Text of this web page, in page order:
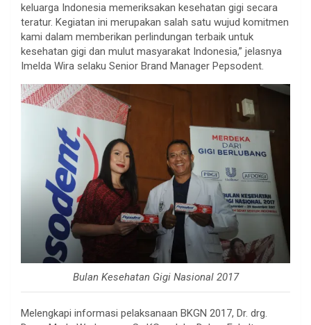
keluarga Indonesia memeriksakan kesehatan gigi secara
teratur. Kegiatan ini merupakan salah satu wujud komitmen
kami dalam memberikan perlindungan terbaik untuk
kesehatan gigi dan mulut masyarakat Indonesia,” jelasnya
Imelda Wira selaku Senior Brand Manager Pepsodent.
Bulan Kesehatan Gigi Nasional 2017
Melengkapi informasi pelaksanaan BKGN 2017, Dr. drg.